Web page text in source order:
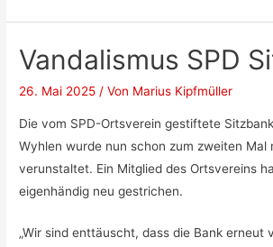
Vandalismus SPD
26. Mai 2025 / Von Marius Kipfmüller
Die vom SPD-Ortsverein gestiftete
Wyhlen wurde nun schon zum zweiten Mal
verunstaltet. Ein Mitglied des Ortsvereins
eigenhändig neu gestrichen.
„Wir sind enttäuscht, dass die Bank erneut